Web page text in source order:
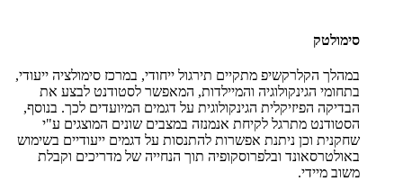
סימולטק
במהלך הקלרקשיפ מתקיים תירגול ייחודי, במרכז סימולציה ייעודי,
בתחומי הגינקולוגיה והמיילדות, המאפשר לסטודנט לבצע את
הבדיקה הפיזיקלית הגינקולוגית על דגמים המיועדים לכך. בנוסף,
הסטודנט מתרגל לקיחת אנמנזה במצבים שונים המוצגים ע"י
שחקנית וכן ניתנת אפשרות להתנסות על דגמים ייעודיים בשימוש
באולטרסאונד ובלפרוסקופיה תוך הנחייה של מדריכים וקבלת
משוב מיידי.